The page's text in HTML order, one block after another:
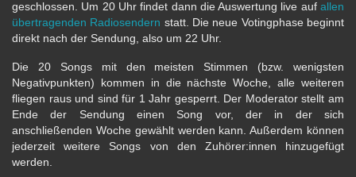
geschlossen. Um 20 Uhr findet dann die Auswertung live auf allen
übertragenden Radiosendern statt. Die neue Votingphase beginnt
direkt nach der Sendung, also um 22 Uhr.
Die 20 Songs mit den meisten Stimmen (bzw. wenigsten
Negativpunkten) kommen in die nächste Woche, alle weiteren
fliegen raus und sind für 1 Jahr gesperrt. Der Moderator stellt am
Ende der Sendung einen Song vor, der in der sich
anschließenden Woche gewählt werden kann. Außerdem können
jederzeit weitere Songs von den Zuhörer:innen hinzugefügt
werden.